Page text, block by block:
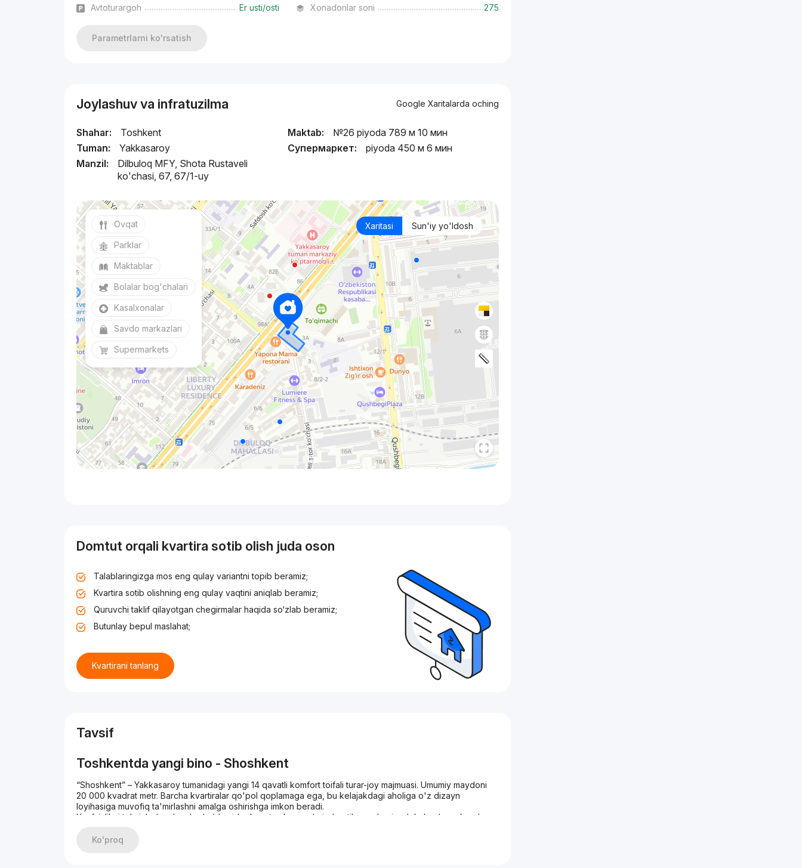
Avtoturargoh Er usti/osti Xonadonlar soni 275
Parametrlarni ko'rsatish
Joylashuv va infratuzilma Google Xaritalarda oching
Shahar:
Toshkent
Tuman:
Yakkasaroy
Manzil:
Dilbuloq MFY, Shota Rustaveli
ko'chasi, 67, 67/1-uy
Maktab:
№26 piyoda 789 м 10 мин
Супермаркет:
piyoda 450 м 6 мин
Xaritasi Sun'iy yo'ldosh
Ovqat
Parklar
Maktablar
Bolalar bog'chalari
Kasalxonalar
Savdo markazlari
Supermarkets
Domtut orqali kvartira sotib olish juda oson
Talablaringizga mos eng qulay variantni topib beramiz;
Kvartira sotib olishning eng qulay vaqtini aniqlab beramiz;
Quruvchi taklif qilayotgan chegirmalar haqida so‘zlab beramiz;
Butunlay bepul maslahat;
Kvartirani tanlang
Tavsif
Toshkentda yangi bino - Shoshkent
“Shoshkent” – Yakkasaroy tumanidagi yangi 14 qavatli komfort toifali turar-joy majmuasi. Umumiy maydoni
20 000 kvadrat metr. Barcha kvartiralar qo'pol qoplamaga ega, bu kelajakdagi aholiga o'z dizayn
loyihasiga muvofiq ta'mirlashni amalga oshirishga imkon beradi.
Xavfsizlikni ta'minlash uchun hududda videokuzatuv kameralari o'rnatilgan, shuningdek, kechayu kunduz
qoldirishlari mumkin. Binoning zamonaviy jabhasi yorqin ranglarda yaratilgan.
Ko'proq